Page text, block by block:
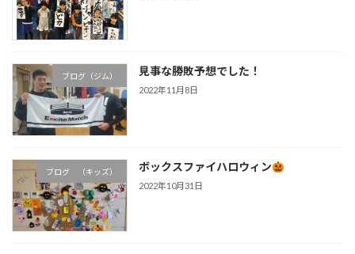
ブログ（ジム） 見事な勝敗予想でした！
2022年11月8日
ブログ （キッズ） ボックスファイハロウィン
2022年10月31日